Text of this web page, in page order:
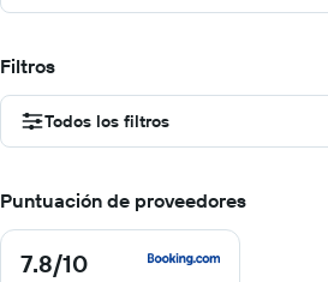
Filtros
Todos los filtros
Puntuación de proveedores
7.8/10
7.8